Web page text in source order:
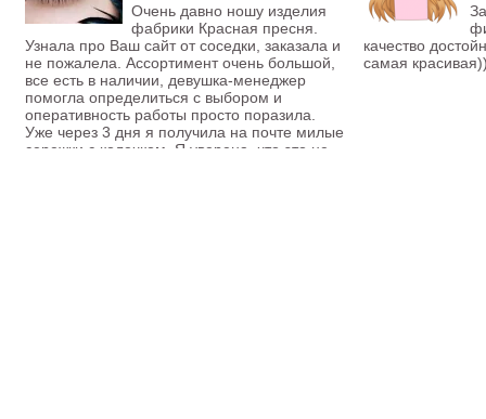
Очень давно ношу изделия
фабрики Красная пресня.
Узнала про Ваш сайт от соседки, заказала и
не пожалела. Ассортимент очень большой,
все есть в наличии, девушка-менеджер
помогла определиться с выбором и
оперативность работы просто поразила.
Уже через 3 дня я получила на почте милые
сережки с колечком. Я уверена, что это не
качество
самая